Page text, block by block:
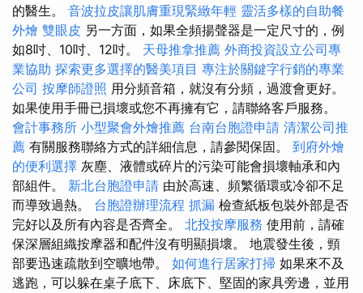
的醫生。 音波拉皮讓肌膚重現緊緻年輕 靈活多樣的自助餐
外燴 雙眼皮 另一方面，如果全頻揚聲器是一定尺寸的，例
如8吋、10吋、12吋。 天母推拿推薦 外商投資設立公司專
業協助 探索更多選擇的醫美項目 專注於關鍵字行銷的專業
公司 按摩師證照 用分頻音箱，就沒有分頻，過渡會更好。
如果使用手冊已損壞或您不再擁有它，請聯絡客戶服務。
會計事務所 小型聚會外燴推薦 台南台胞證申請 清潔公司推
薦 有關服務聯絡方式的詳細信息，請參閱保固。 到府外燴
的便利選擇 灰塵、液體或碎片的污染可能會損壞軸承和內
部組件。 新北台胞證申請 由於高速、頻繁循環或冷卻不足
而導致過熱。 台胞證辦理流程 抓漏 檢查紙板包裝外部是否
完好以及所有內容是否齊全。 北投按摩服務 使用前，請確
保深層組織按摩器和配件沒有明顯損壞。 地震發生後，頸
部要迅速疏散到空曠地帶。 如何進行居家打掃 如果來不及
逃跑，可以躲在桌子底下、床底下、堅固的家具旁邊，並用